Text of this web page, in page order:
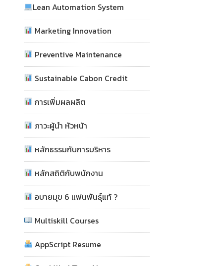
Lean Automation System
Marketing Innovation
Preventive Maintenance
Sustainable Cabon Credit
การเพิ่มผลผลิต
ภาวะผู้นำ หัวหน้า
หลักธรรมกับการบริหาร
หลักสถิติกับพนักงาน
อบายมุข 6 แฟนพันธุ์แท้ ?
Multiskill Courses
AppScript Resume